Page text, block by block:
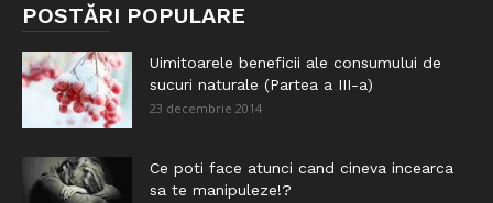
POSTĂRI POPULARE
Uimitoarele beneficii ale consumului de
sucuri naturale (Partea a III-a)
23 decembrie 2014
Ce poti face atunci cand cineva incearca
sa te manipuleze!?